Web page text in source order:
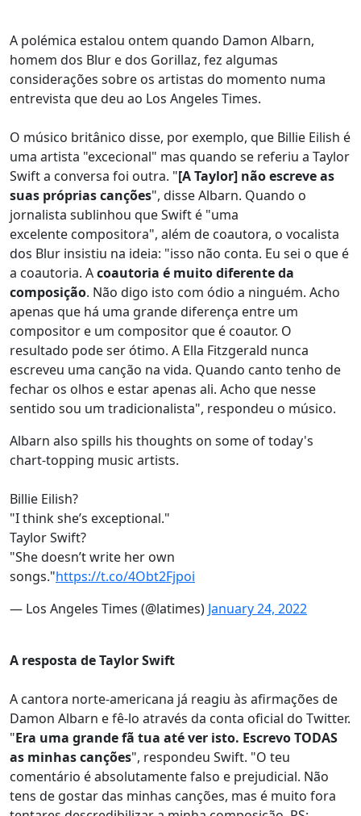
A polémica estalou ontem quando Damon Albarn,
homem dos Blur e dos Gorillaz, fez algumas
considerações sobre os artistas do momento numa
entrevista que deu ao Los Angeles Times.
O músico britânico disse, por exemplo, que Billie Eilish é
uma artista "excecional" mas quando se referiu a Taylor
Swift a conversa foi outra. "[A Taylor] não escreve as
suas próprias canções", disse Albarn. Quando o
jornalista sublinhou que Swift é "uma
excelente compositora", além de coautora, o vocalista
dos Blur insistiu na ideia: "isso não conta. Eu sei o que é
a coautoria. Acoautoria é muito diferente da
composição. Não digo isto com ódio a ninguém. Acho
apenas que há uma grande diferença entre um
compositor e um compositor que é coautor. O
resultado pode ser ótimo. A Ella Fitzgerald nunca
escreveu uma canção na vida. Quando canto tenho de
fechar os olhos e estar apenas ali. Acho que nesse
sentido sou um tradicionalista", respondeu o músico.
Albarn also spills his thoughts on some of today's
chart-topping music artists.
Billie Eilish?
"I think she’s exceptional."
Taylor Swift?
"She doesn’t write her own
songs."https://t.co/4Obt2Fjpoi
— Los Angeles Times (@latimes) January 24, 2022
A resposta de Taylor Swift
A cantora norte-americana já reagiu às afirmações de
Damon Albarn e fê-lo através da conta oficial do Twitter.
"Era uma grande fã tua até ver isto. Escrevo TODAS
as minhas canções", respondeu Swift. "O teu
comentário é absolutamente falso e prejudicial. Não
tens de gostar das minhas canções, mas é muito fora